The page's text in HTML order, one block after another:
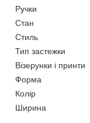
Ручки
Стан
Стиль
Тип застежки
Візерунки і принти
Форма
Колір
Ширина